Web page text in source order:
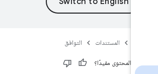
المستندات التوافق
المحتوى مفيدًا؟